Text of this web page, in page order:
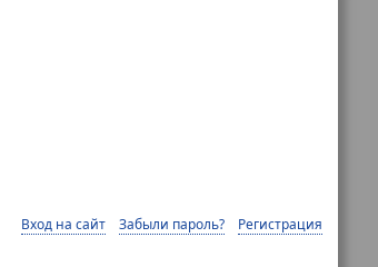
Вход на сайт Забыли пароль? Регистрация